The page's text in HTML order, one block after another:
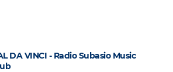
DA VINCI - Radio Subasio Music